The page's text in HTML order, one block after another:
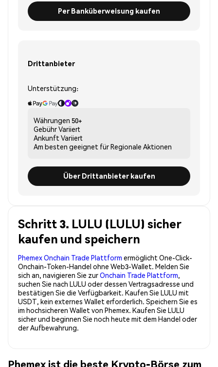
Per Banküberweisung kaufen
Drittanbieter
Unterstützung:
Währungen 50+
GebührVariiert
Ankunft Variiert
Am besten geeignet fürRegionale Aktionen
Über Drittanbieter kaufen
Schritt 3. LULU (LULU) sicher
kaufen und speichern
Phemex Onchain Trade Plattform ermöglicht One-Click-
Onchain-Token-Handel ohne Web3-Wallet. Melden Sie
sich an, navigieren Sie zurOnchain Trade Plattform,
suchen Sie nach LULU oder dessen Vertragsadresse und
bestätigen Sie die Verfügbarkeit. Kaufen Sie LULU mit
USDT, kein externes Wallet erforderlich. Speichern Sie es
im hochsicheren Wallet von Phemex. Kaufen Sie LULU
sicher und beginnen Sie noch heute mit dem Handel oder
der Aufbewahrung.
Phemex ist die beste Krypto-Börse zum